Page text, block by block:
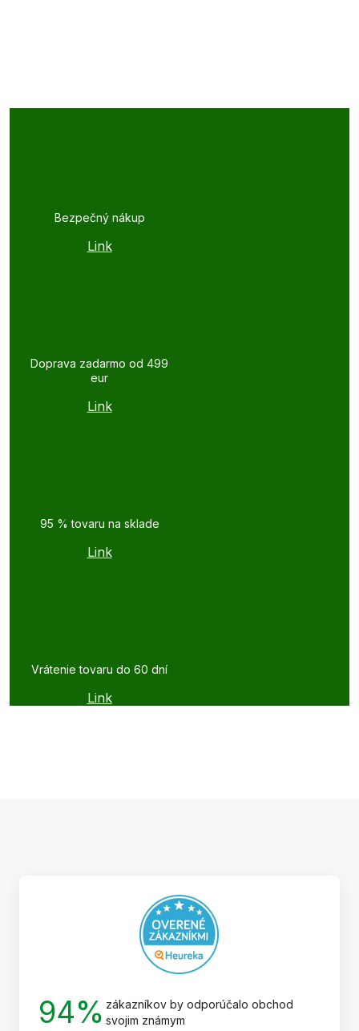
Bezpečný nákup
Link
Doprava zadarmo od 499
eur
Link
95 % tovaru na sklade
Link
Vrátenie tovaru do 60 dní
Link
94% zákazníkov by odporúčalo obchod
svojim známym